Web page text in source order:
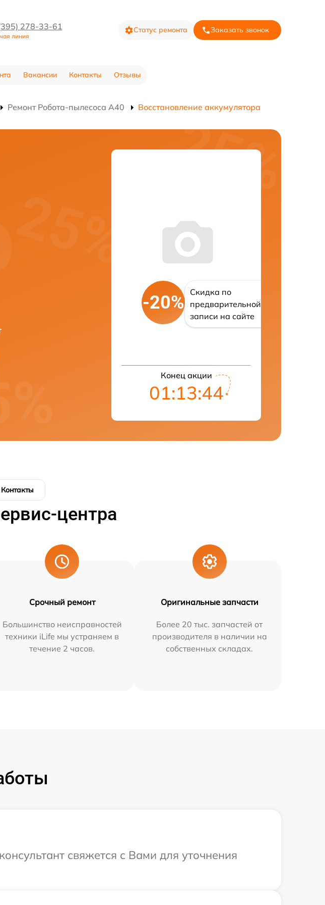
278-33-61
линия
Статус ремонта Заказать звонок
Вакансии Контакты Отзывы
Ремонт Робота-пылесоса A40 Восстановление аккумулятора
-20%
Скидка по
предварительной
записи на сайте
Конец акции
01:13:43
Контакты
центра
Срочный ремонт
Большинство неисправностей
техники iLife мы устраняем в
течение 2 часов.
Оригинальные запчасти
Более 20 тыс. запчастей от
производителя в наличии на
собственных складах.
свяжется с Вами для уточнения